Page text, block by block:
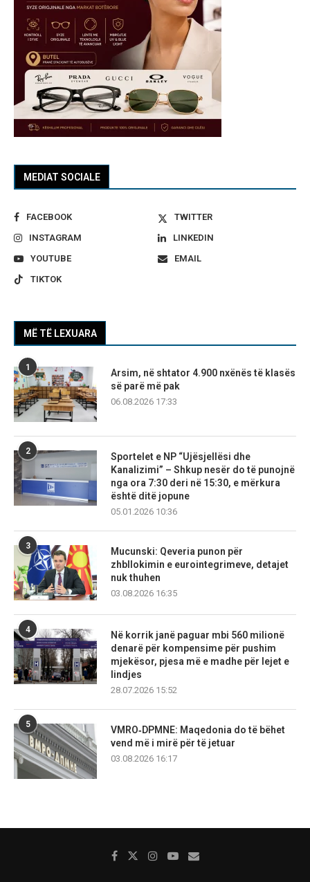
MEDIAT SOCIALE
FACEBOOK
TWITTER
INSTAGRAM
LINKEDIN
YOUTUBE
EMAIL
TIKTOK
MË TË LEXUARA
1
Arsim, në shtator 4.900 nxënës të klasës
së parë më pak
06.08.2026 17:33
2
Sportelet e NP “Ujësjellësi dhe
Kanalizimi” – Shkup nesër do të punojnë
nga ora 7:30 deri në 15:30, e mërkura
është ditë jopune
05.01.2026 10:36
3
Mucunski: Qeveria punon për
zhbllokimin e eurointegrimeve, detajet
nuk thuhen
03.08.2026 16:35
4
Në korrik janë paguar mbi 560 milionë
denarë për kompensime për pushim
mjekësor, pjesa më e madhe për lejet e
lindjes
28.07.2026 15:52
5
VMRO‑DPMNE: Maqedonia do të bëhet
vend më i mirë për të jetuar
03.08.2026 16:17